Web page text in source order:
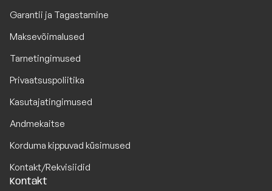
Garantii ja Tagastamine
Maksevõimalused
Tarnetingimused
Privaatsuspoliitika
Kasutajatingimused
Andmekaitse
Korduma kippuvad küsimused
Kontakt/Rekvisiidid
Kontakt